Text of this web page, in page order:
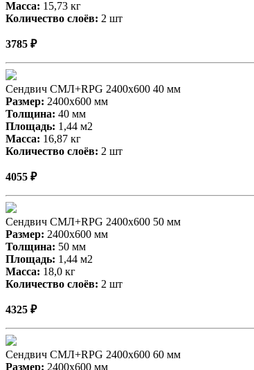
Масса: 15,73 кг
Количество слоёв: 2 шт
3785 ₽
Сендвич СМЛ+RPG 2400х600 40 мм
Размер: 2400х600 мм
Толщина: 40 мм
Площадь: 1,44 м2
Масса: 16,87 кг
Количество слоёв: 2 шт
4055 ₽
Сендвич СМЛ+RPG 2400х600 50 мм
Размер: 2400х600 мм
Толщина: 50 мм
Площадь: 1,44 м2
Масса: 18,0 кг
Количество слоёв: 2 шт
4325 ₽
Сендвич СМЛ+RPG 2400х600 60 мм
Размер: 2400х600 мм